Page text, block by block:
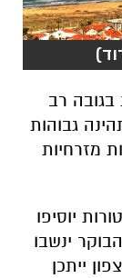
בגובה רב
גבוהות
מזרחיות
יוסיפו
ינשבו
ייתכן